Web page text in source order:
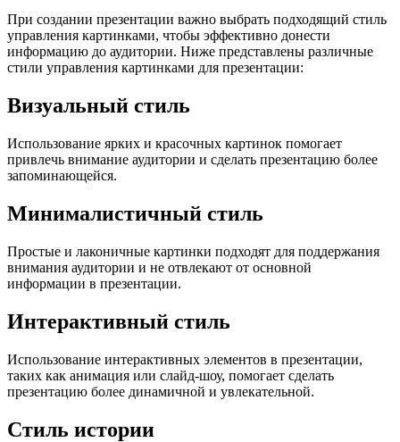
При создании презентации важно выбрать подходящий стиль
управления картинками, чтобы эффективно донести
информацию до аудитории. Ниже представлены различные
стили управления картинками для презентации:
Визуальный стиль
Использование ярких и красочных картинок помогает
привлечь внимание аудитории и сделать презентацию более
запоминающейся.
Минималистичный стиль
Простые и лаконичные картинки подходят для поддержания
внимания аудитории и не отвлекают от основной
информации в презентации.
Интерактивный стиль
Использование интерактивных элементов в презентации,
таких как анимация или слайд-шоу, помогает сделать
презентацию более динамичной и увлекательной.
Стиль истории